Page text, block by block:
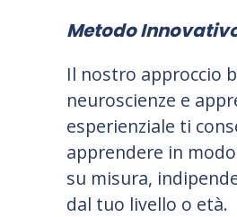
Metodo
Il nostro approccio
neuroscienze e
esperienziale ti
apprendere in
su misura,
dal tuo livello o età.